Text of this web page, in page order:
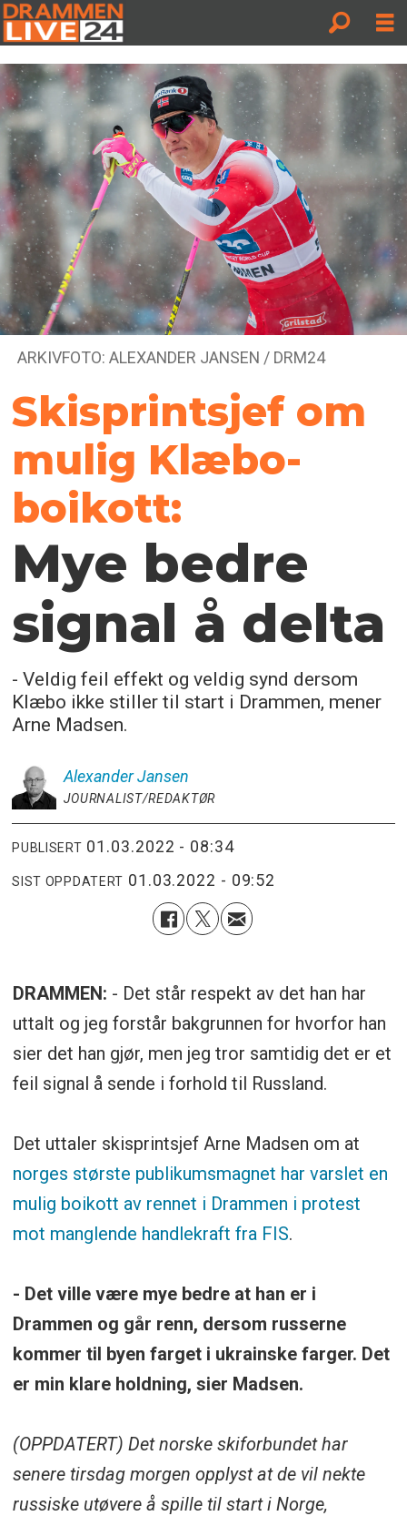
ARKIVFOTO: ALEXANDER JANSEN / DRM24
Skisprintsjef om
mulig Klæbo-
boikott:
Mye bedre
signal å delta
- Veldig feil effekt og veldig synd dersom
Klæbo ikke stiller til start i Drammen, mener
Arne Madsen.
Alexander Jansen
JOURNALIST/REDAKTØR
PUBLISERT 01.03.2022 - 08:34
SIST OPPDATERT 01.03.2022 - 09:52
DRAMMEN: - Det står respekt av det han har
uttalt og jeg forstår bakgrunnen for hvorfor han
sier det han gjør, men jeg tror samtidig det er et
feil signal å sende i forhold til Russland.
Det uttaler skisprintsjef Arne Madsen om at
norges største publikumsmagnet har varslet en
mulig boikott av rennet i Drammen i protest
mot manglende handlekraft fra FIS.
- Det ville være mye bedre at han er i
Drammen og går renn, dersom russerne
kommer til byen farget i ukrainske farger. Det
er min klare holdning, sier Madsen.
(OPPDATERT) Det norske skiforbundet har
senere tirsdag morgen opplyst at de vil nekte
russiske utøvere å spille til start i Norge,